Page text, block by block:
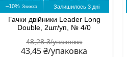
–10% Залишилось 3 дні
Гачки двійники Leader Long
Double, 2шт/уп, № 4/0
48,28 ₴/упаковка
43,45 ₴/упаковка